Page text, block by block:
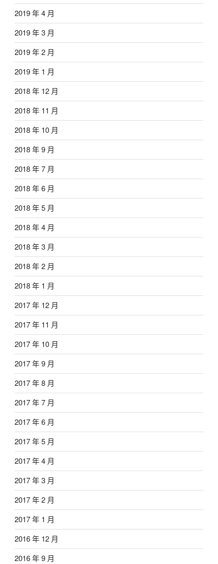
2019 年 4 月
2019 年 3 月
2019 年 2 月
2019 年 1 月
2018 年 12 月
2018 年 11 月
2018 年 10 月
2018 年 9 月
2018 年 7 月
2018 年 6 月
2018 年 5 月
2018 年 4 月
2018 年 3 月
2018 年 2 月
2018 年 1 月
2017 年 12 月
2017 年 11 月
2017 年 10 月
2017 年 9 月
2017 年 8 月
2017 年 7 月
2017 年 6 月
2017 年 5 月
2017 年 4 月
2017 年 3 月
2017 年 2 月
2017 年 1 月
2016 年 12 月
2016 年 9 月